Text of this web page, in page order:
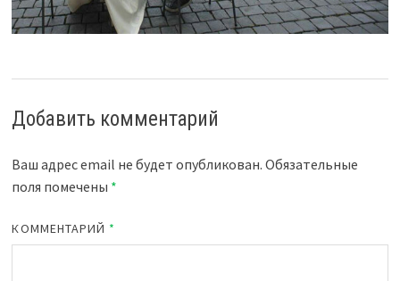
Добавить комментарий
Ваш адрес email не будет опубликован. Обязательные
поля помечены *
КОММЕНТАРИЙ *